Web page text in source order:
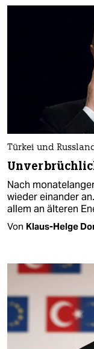
Türkei und
Nach
wieder einander
allem an älteren
Von Klaus-Helge